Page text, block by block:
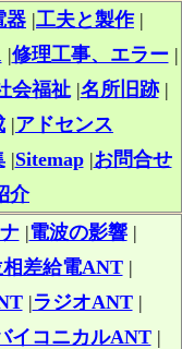
器 |工夫と製作|
|修理工事、エラー|
会福祉|名所旧跡|
|アドセンス
|Sitemap|お問合せ
介
|電波の影響|
差給電ANT|
|ラジオANT|
イコニカルANT|